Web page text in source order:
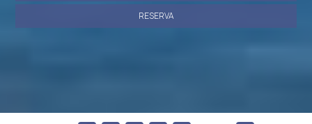
RESERVA